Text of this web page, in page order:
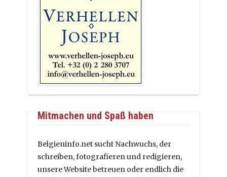
Mitmachen und Spaß haben
Belgieninfo.net sucht Nachwuchs, der
schreiben, fotografieren und redigieren,
unsere Website betreuen oder endlich die